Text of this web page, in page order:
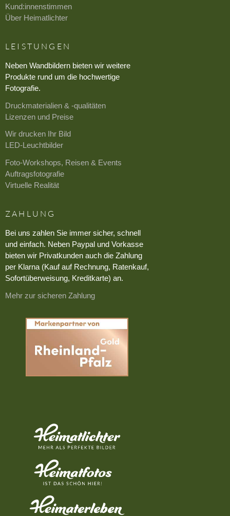
Kund:innenstimmen
Über Heimatlichter
LEISTUNGEN
Neben Wandbildern bieten wir weitere
Produkte rund um die hochwertige
Fotografie.
Druckmaterialien & -qualitäten
Lizenzen und Preise
Wir drucken Ihr Bild
LED-Leuchtbilder
Foto-Workshops, Reisen & Events
Auftragsfotografie
Virtuelle Realität
ZAHLUNG
Bei uns zahlen Sie immer sicher, schnell
und einfach. Neben Paypal und Vorkasse
bieten wir Privatkunden auch die Zahlung
per Klarna (Kauf auf Rechnung, Ratenkauf,
Sofortüberweisung, Kreditkarte) an.
Mehr zur sicheren Zahlung